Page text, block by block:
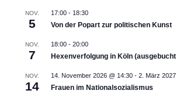
NOV.
5
17:00- 18:30
Von der Popart zur politischen Kunst
NOV.
7
18:00- 20:00
Hexenverfolgung in Köln
NOV.
14
14. November 2026 @ 14:30- 2. März
Frauen im Nationalsozialismus